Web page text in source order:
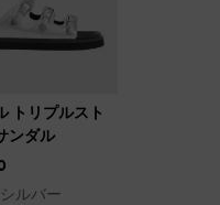
トリプルスト
ンダル
ルバー